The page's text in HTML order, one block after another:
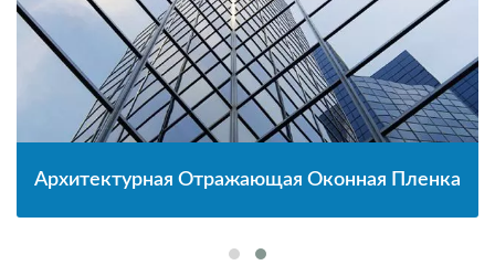
Архитектурная Отражающая Оконная Пленка